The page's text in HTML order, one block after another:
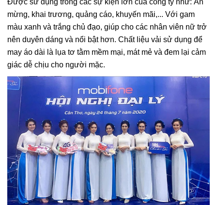
mừng, khai trương, quảng cáo, khuyến mãi,... Với gam
màu xanh và trắng chủ đạo, giúp cho các nhân viên nữ trở
nên duyên dáng và nổi bật hơn. Chất liệu vải sử dụng để
may áo dài là lụa tơ tằm mềm mại, mát mẻ và đem lại cảm
giác dễ chịu cho người mặc.